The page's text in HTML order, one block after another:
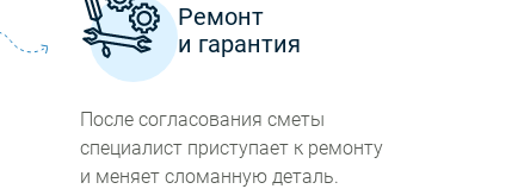
Ремонт
и гарантия
После согласования сметы
специалист приступает к ремонту
и меняет сломанную деталь.